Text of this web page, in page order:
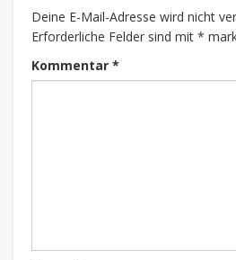
Deine E-Mail-Adresse wird nicht
Erforderliche Felder sind mit *
Kommentar *